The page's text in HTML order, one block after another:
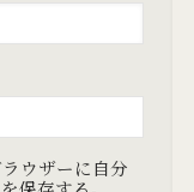
ウザーに自分